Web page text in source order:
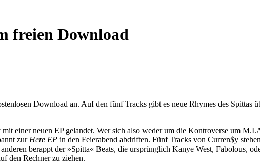
freien Download
Download an. Auf den fünf Tracks gibt es neue Rhymes des Spittas
einer neuen EP gelandet. Wer sich also weder um die Kontroverse um
zur Here EP in den Feierabend abdriften. Fünf Tracks von Curren$y
berappt der »Spitta« Beats, die ursprünglich Kanye West, Fabolous,
den Rechner zu ziehen.